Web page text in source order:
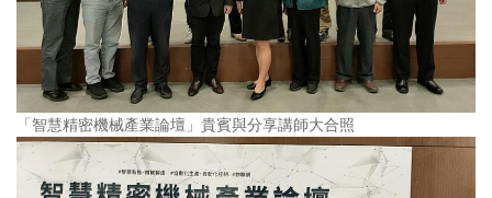
「智慧精密機械產業論壇」貴賓與分享講師大合照